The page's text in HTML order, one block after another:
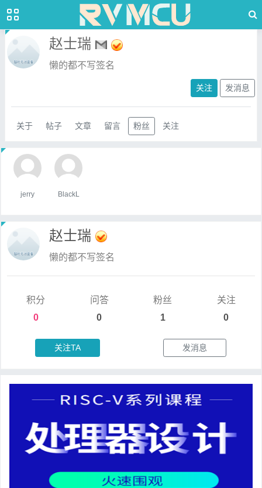
赵士瑞
懒的都不写签名
关注 发消息
关于 帖子 文章 留言 粉丝 关注
jerry BlackL
赵士瑞
懒的都不写签名
积分
0
问答
0
粉丝
1
关注
0
关注TA 发消息